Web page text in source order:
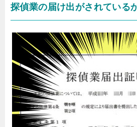
探偵業の届け出がされている